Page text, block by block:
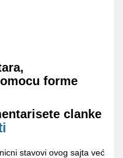
forme
clanke
stavovi ovog sajta već